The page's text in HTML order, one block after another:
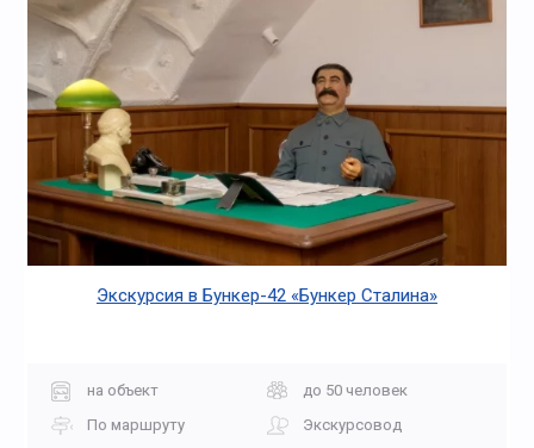
Экскурсия в Бункер-42 «Бункер Сталина»
на объект
до 50 человек
По маршруту
Экскурсовод